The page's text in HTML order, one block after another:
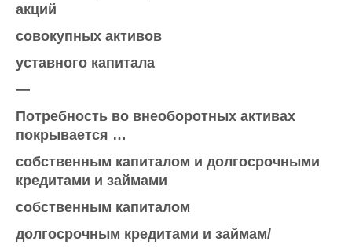
акций
совокупных активов
уставного капитала
—
Потребность во внеоборотных активах
покрывается …
собственным капиталом и долгосрочными
кредитами и займами
собственным капиталом
долгосрочным кредитами и займам/